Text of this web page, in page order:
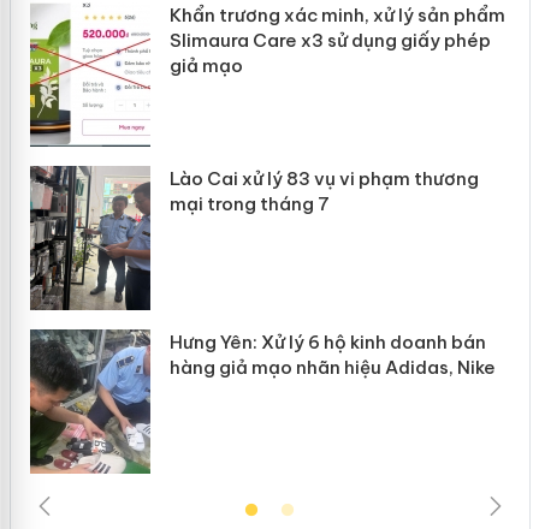
Khẩn trương xác minh, xử lý sản phẩm
Slimaura Care x3 sử dụng giấy phép
giả mạo
Lào Cai xử lý 83 vụ vi phạm thương
mại trong tháng 7
Hưng Yên: Xử lý 6 hộ kinh doanh bán
hàng giả mạo nhãn hiệu Adidas, Nike